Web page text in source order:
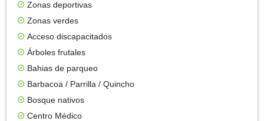
Zonas deportivas
Zonas verdes
Acceso discapacitados
Árboles frutales
Bahias de parqueo
Barbacoa / Parrilla / Quincho
Bosque nativos
Centro Médico